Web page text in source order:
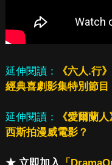
延伸閱讀：
《六人.行
經典喜劇影集特別節目
延伸閱讀：
《愛爾蘭
西斯拍漫威電影？
★ 立即加入 「